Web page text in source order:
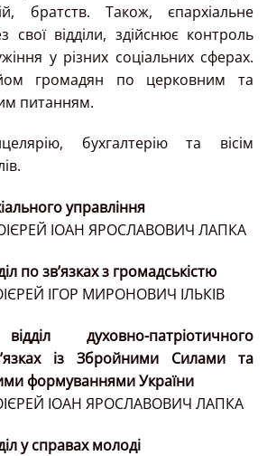
братств. Також, єпархіальне
свої відділи, здійснює контроль
у різних соціальних сферах.
громадян по церковним та
питанням.
бухгалтерію та вісім
управління
ІОАН ЯРОСЛАВОВИЧ ЛАПКА
по зв’язках з громадськістю
ІГОР МИРОНОВИЧ ІЛЬКІВ
духовно-патріотичного
із Збройними Силами та
формуваннями України
ІОАН ЯРОСЛАВОВИЧ ЛАПКА
у справах молоді